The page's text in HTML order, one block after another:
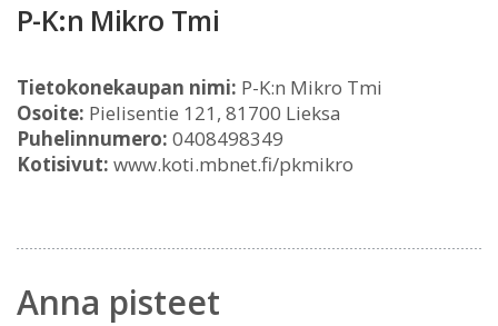
P-K:n Mikro Tmi
Tietokonekaupan nimi: P-K:n Mikro Tmi
Osoite: Pielisentie 121, 81700 Lieksa
Puhelinnumero: 0408498349
Kotisivut: www.koti.mbnet.fi/pkmikro
Anna pisteet